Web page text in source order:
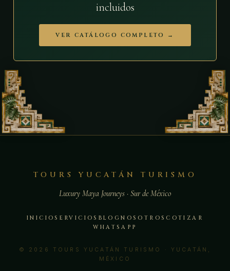
incluidos
VER CATÁLOGO COMPLETO →
TOURS YUCATÁN TURISMO
Luxury Maya Journeys · Sur de México
INICIOSERVICIOS BLOGNOSOTROS COTIZAR
WHATSAPP
© 2026 TOURS YUCATÁN TURISMO · YUCATÁN,
MÉXICO